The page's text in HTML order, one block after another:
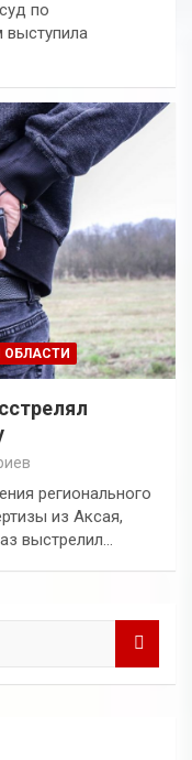
по
ОБЛАСТИ
регионального
из Аксая,
выстрелил…